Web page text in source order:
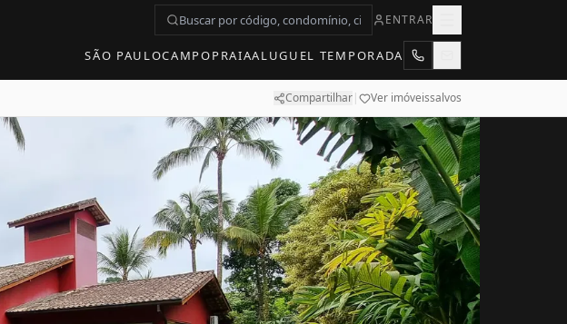
ENTRAR
SÃO PAULOCAMPOPRAIAALUGUEL TEMPORADA
Compartilhar| Ver imóveissalvos